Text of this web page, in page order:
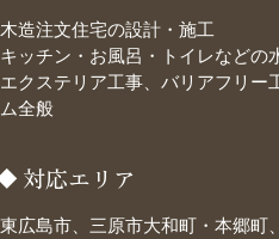
木造注文住宅の設計・施工
キッチン・お風呂・トイレなどの
エクステリア工事、バリアフリー
ム全般
対応エリア
東広島市、三原市大和町・本郷町